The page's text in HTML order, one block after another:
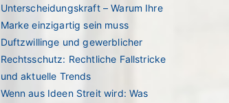
Unterscheidungskraft – Warum Ihre
Marke einzigartig sein muss
Duftzwillinge und gewerblicher
Rechtsschutz: Rechtliche Fallstricke
und aktuelle Trends
Wenn aus Ideen Streit wird: Was